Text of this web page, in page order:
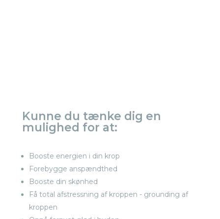
Kunne du tænke dig en
mulighed for at:
Booste energien i din krop
Forebygge anspændthed
Booste din skønhed
Få total afstressning af kroppen - grounding af
kroppen